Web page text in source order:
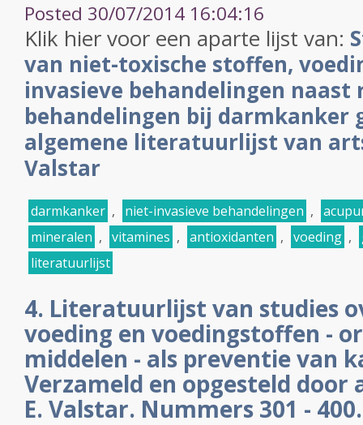
Posted 30/07/2014 16:04:16
Klik hier voor een aparte lijst van:
van niet-toxische stoffen,
invasieve behandelingen naast
behandelingen bij darmkanker
algemene literatuurlijst van
Valstar
darmkanker , niet-invasieve behandelingen ,
mineralen , vitamines , antioxidanten , voeding ,
literatuurlijst
4. Literatuurlijst van studies
voeding en voedingstoffen -
middelen - als preventie van
Verzameld en opgesteld door
E. Valstar. Nummers 301 - 400.